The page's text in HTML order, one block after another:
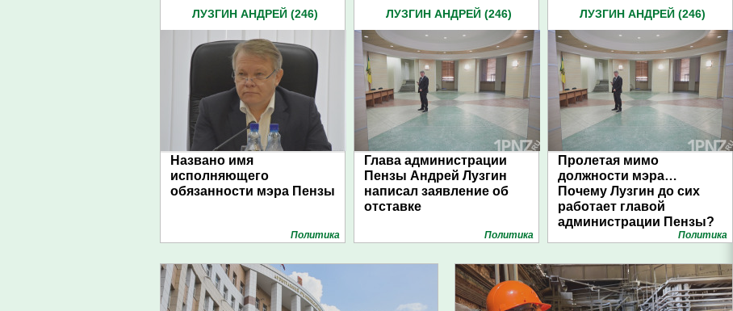
ЛУЗГИН АНДРЕЙ (246)
Названо имя
исполняющего
обязанности мэра Пензы
Политика
ЛУЗГИН АНДРЕЙ (246)
Глава администрации
Пензы Андрей Лузгин
написал заявление об
отставке
Политика
ЛУЗГИН АНДРЕЙ (246)
Пролетая мимо
должности мэра…
Почему Лузгин до сих
работает главой
администрации Пензы?
Политика